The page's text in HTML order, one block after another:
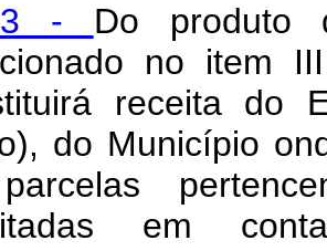
- Do produto
no item
receita do
do Município
em